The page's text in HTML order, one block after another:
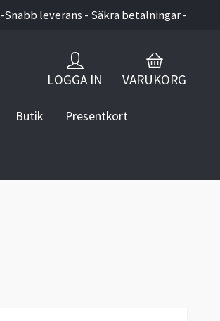
-Snabb leverans - Säkra betalningar -
LOGGA IN VARUKORG
Butik Presentkort